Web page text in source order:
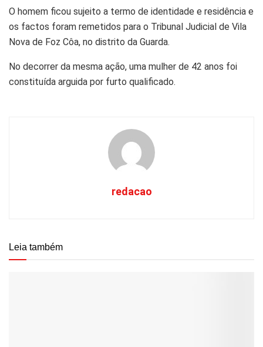
O homem ficou sujeito a termo de identidade e residência e
os factos foram remetidos para o Tribunal Judicial de Vila
Nova de Foz Côa, no distrito da Guarda.
No decorrer da mesma ação, uma mulher de 42 anos foi
constituída arguida por furto qualificado.
redacao
Leia também